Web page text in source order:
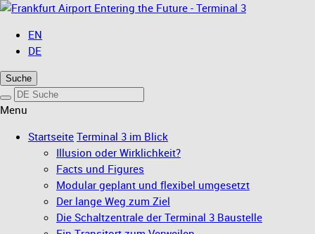
Entering the Future - Terminal 3
EN
DE
Suche
Menu
Startseite Terminal 3 im Blick
Illusion oder Wirklichkeit?
Facts und Figures
Modular geplant und flexibel umgesetzt
Der lange Weg zum Ziel
Die Schaltzentrale der Terminal 3 Baustelle